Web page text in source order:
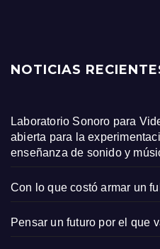
NOTICIAS
Laboratorio Sonoro para
abierta para la
enseñanza de sonido y
Con lo que costó armar un full
Pensar un futuro por el que